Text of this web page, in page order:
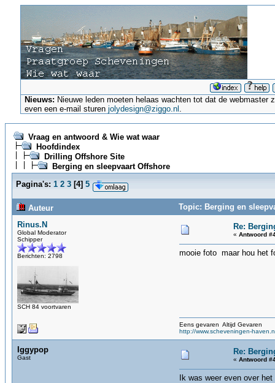
Nieuws: Nieuwe leden moeten helaas wachten tot dat de
even een e-mail sturenjolydesign@ziggo.nl .
Vraag en antwoord & Wie wat waar
Hoofdindex
Drilling Offshore Site
Berging en sleepvaart Offshore
Pagina's: 1 2 3 [4] 5
Auteur
Topic: Berging en
Rinus.N
Global Moderator
Schipper
Berichten: 2798
SCH 84 voortvaren
Re:
« Antwoord
mooie foto maar hou het
Eens gevaren Altijd Gevaren
http://www.scheveningen-
Iggypop
Gast
Re:
« Antwoord
Ik was weer even over